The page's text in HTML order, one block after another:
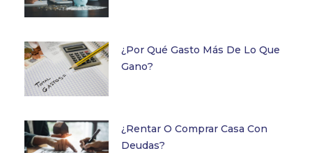
¿Por Qué Gasto Más De Lo Que
Gano?
¿Rentar O Comprar Casa Con
Deudas?